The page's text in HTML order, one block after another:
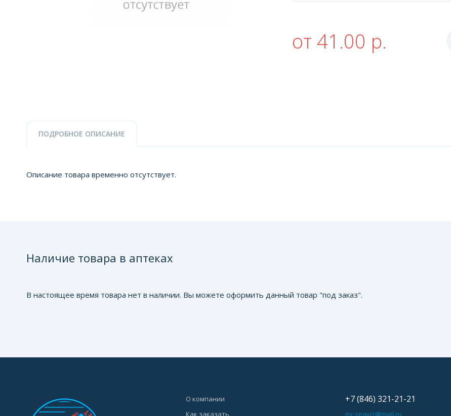
от 41.00 р.
ПОДРОБНОЕ ОПИСАНИЕ
Описание товара временно отсутствует.
Наличие товара в аптеках
В настоящее время товара нет в наличии. Вы можете оформить данный товар "под заказ".
О компании
Как заказать
+7 (846) 321-21-21
mc-reaviz@mail.ru